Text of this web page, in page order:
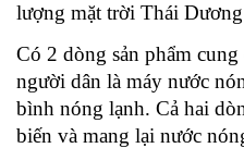
lượng mặt trời Thái
Có 2 dòng sản phẩm
người dân là máy nước
bình nóng lạnh. Cả hai
biến và mang lại nước